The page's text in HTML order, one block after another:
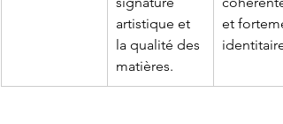
artistique et
la qualité des
matières.
et